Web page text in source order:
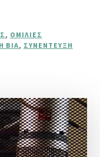
, ΟΜΙΛΊΕΣ
ΒΊΑ, ΣΥΝΈΝΤΕΥΞΗ